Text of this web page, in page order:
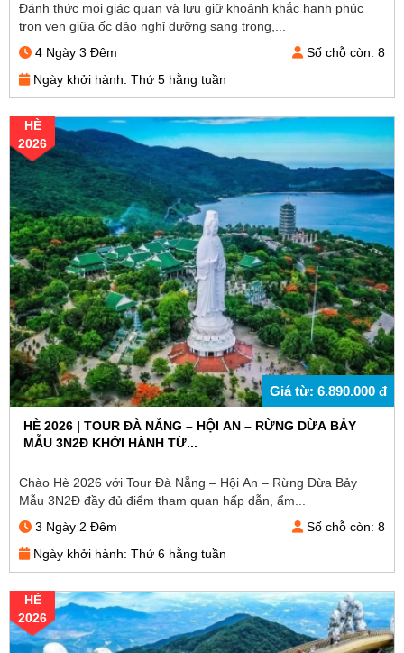
Đánh thức mọi giác quan và lưu giữ khoảnh khắc hạnh phúc
trọn vẹn giữa ốc đảo nghỉ dưỡng sang trọng,...
4 Ngày 3 Đêm
Số chỗ còn: 8
Ngày khởi hành: Thứ 5 hằng tuần
Giá từ: 6.890.000 đ
HÈ
2026
HÈ 2026 | TOUR ĐÀ NẴNG – HỘI AN – RỪNG DỪA BẢY
MẪU 3N2Đ KHỞI HÀNH TỪ...
Chào Hè 2026 với Tour Đà Nẵng – Hội An – Rừng Dừa Bảy
Mẫu 3N2Đ đầy đủ điểm tham quan hấp dẫn, ẩm...
3 Ngày 2 Đêm
Số chỗ còn: 8
Ngày khởi hành: Thứ 6 hằng tuần
HÈ
2026